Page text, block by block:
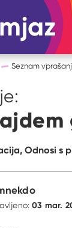
Seznam vprašanj
Odnosi s
03 mar.